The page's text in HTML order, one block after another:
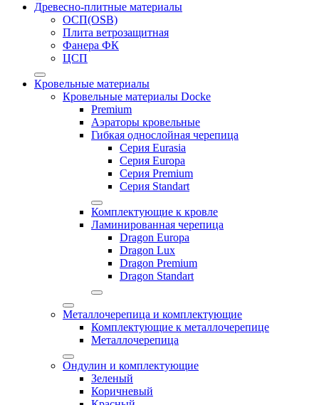
Древесно-плитные материалы
ОСП(OSB)
Плита ветрозащитная
Фанера ФК
ЦСП
Кровельные материалы
Кровельные материалы Docke
Premium
Аэраторы кровельные
Гибкая однослойная черепица
Серия Eurasia
Серия Europa
Серия Premium
Серия Standart
Комплектующие к кровле
Ламинированная черепица
Dragon Europa
Dragon Lux
Dragon Premium
Dragon Standart
Металлочерепица и комплектующие
Комплектующие к металлочерепице
Металлочерепица
Ондулин и комплектующие
Зеленый
Коричневый